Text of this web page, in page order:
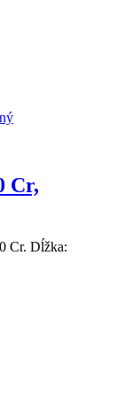
Cr,
Cr. Dĺžka: